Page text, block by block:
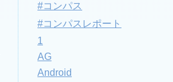
#コンパス
#コンパスレポート
1
AG
Android